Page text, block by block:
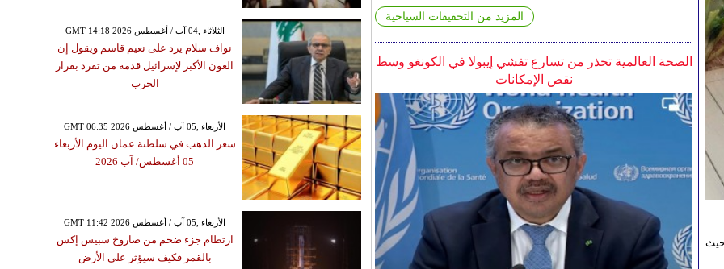
المزيد من التحقيقات السياحية
الصحة العالمية تحذر من تسارع تفشي إيبولا في الكونغو وسط
نقص الإمكانات
حيث
GMT 14:18 2026 الثلاثاء ,04 آب / أغسطس
نواف سلام يرد على نعيم قاسم ويقول إن
العون الأكبر لإسرائيل قدمه من تفرد بقرار
الحرب
GMT 06:35 2026 الأربعاء ,05 آب / أغسطس
سعر الذهب في سلطنة عمان اليوم الأربعاء
05 أغسطس/ آب 2026
GMT 11:42 2026 الأربعاء ,05 آب / أغسطس
ارتطام جزء ضخم من صاروخ سبيس إكس
بالقمر فكيف سيؤثر على الأرض